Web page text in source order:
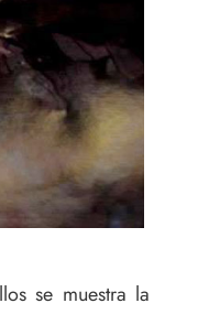
se muestra la